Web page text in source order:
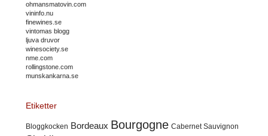
ohmansmatovin.com
vininfo.nu
finewines.se
vintomas blogg
ljuva druvor
winesociety.se
nme.com
rollingstone.com
munskankarna.se
Etiketter
Bloggkocken Bordeaux Bourgogne Cabernet Sauvignon